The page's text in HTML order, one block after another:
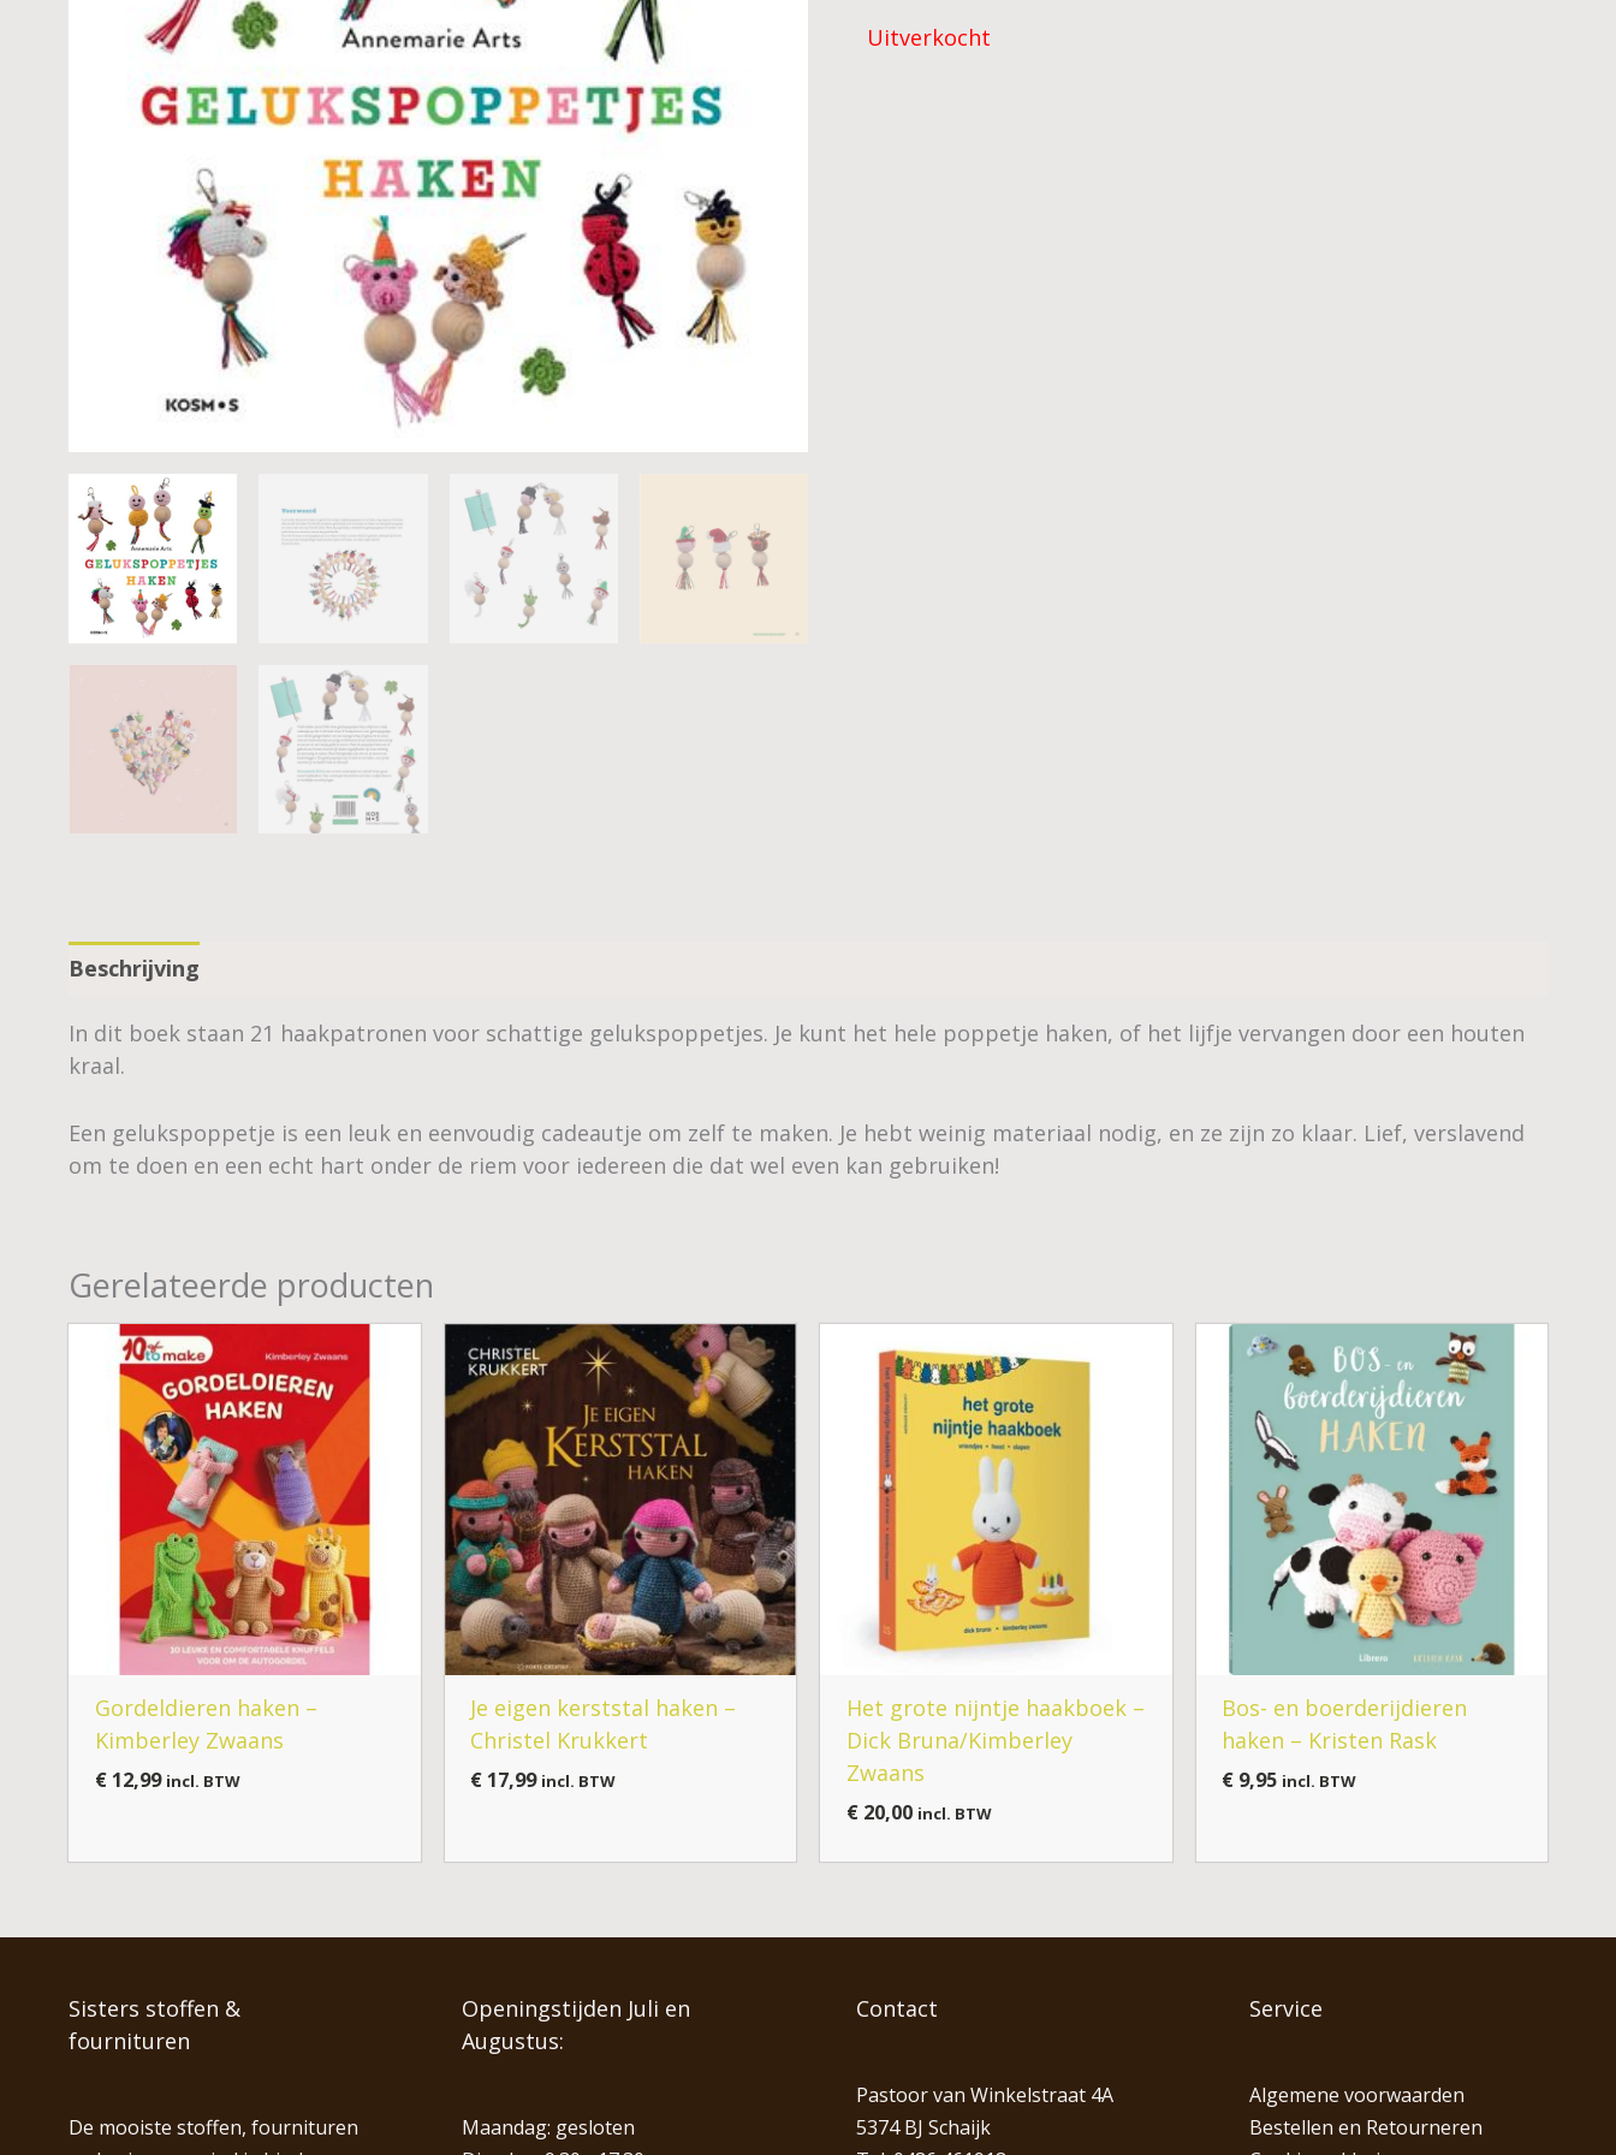
Uitverkocht
Beschrijving
In dit boek staan 21 haakpatronen voor schattige gelukspoppetjes. Je kunt het hele poppetje haken, of het lijfje vervangen door een houten
kraal.
Een gelukspoppetje is een leuk en eenvoudig cadeautje om zelf te maken. Je hebt weinig materiaal nodig, en ze zijn zo klaar. Lief, verslavend
om te doen en een echt hart onder de riem voor iedereen die dat wel even kan gebruiken!
Gerelateerde producten
Gordeldieren haken –
Kimberley Zwaans
€12,99 incl. BTW
Je eigen kerststal haken –
Christel Krukkert
€ 17,99 incl. BTW
Het grote nijntje haakboek –
Dick Bruna/Kimberley
Zwaans
€20,00 incl. BTW
Bos- en boerderijdieren
haken – Kristen Rask
€ 9,95 incl. BTW
Sisters stoffen &
fournituren
De mooiste stoffen, fournituren
Openingstijden Juli en
Augustus:
Maandag: gesloten
Contact
Pastoor van Winkelstraat 4A
5374 BJ Schaijk
Service
Algemene voorwaarden
Bestellen en Retourneren